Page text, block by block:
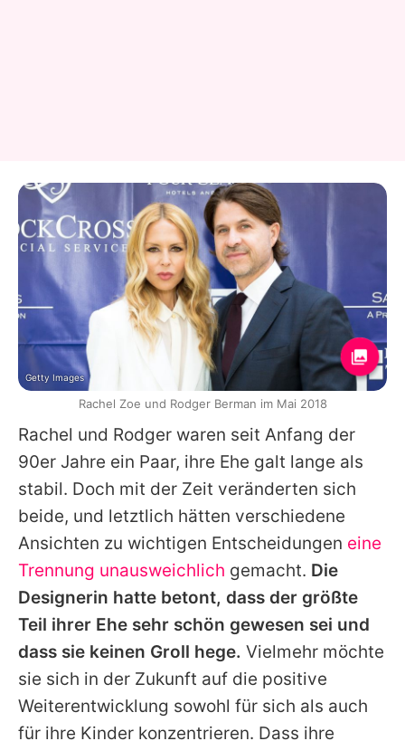
Rachel und Rodger waren seit Anfang der
90er Jahre ein Paar, ihre Ehe galt lange als
stabil. Doch mit der Zeit veränderten sich
beide, und letztlich hätten verschiedene
Ansichten zu wichtigen Entscheidungen eine
Trennung unausweichlich gemacht. Die
Designerin hatte betont, dass der größte
Teil ihrer Ehe sehr schön gewesen sei und
dass sie keinen Groll hege. Vielmehr möchte
sie sich in der Zukunft auf die positive
Weiterentwicklung sowohl für sich als auch
für ihre Kinder konzentrieren. Dass ihre
Getty Images
Rachel Zoe und Rodger Berman im Mai 2018